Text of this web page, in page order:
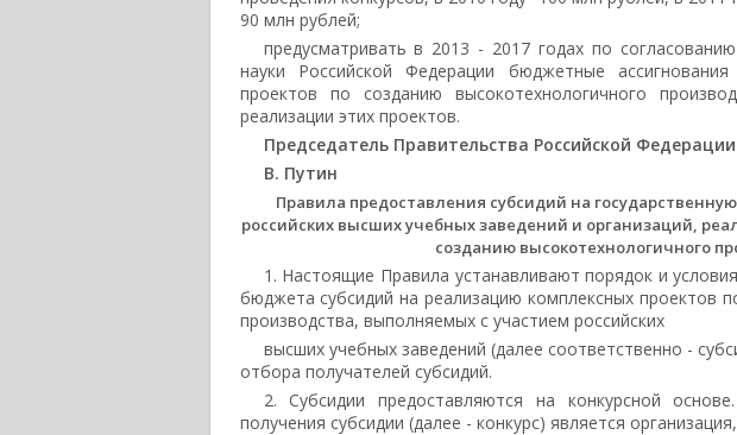
90 млн рублей;
предусматривать в 2013 - 2017 годах по
науки Российской Федерации бюджетные
проектов по созданию высокотехнологичного
реализации этих проектов.
Председатель Правительства Российской Федерации
В. Путин
Правила предоставления субсидий на
российских высших учебных заведений и организаций,
созданию высокотехнологичного
1. Настоящие Правила устанавливают порядок и
бюджета субсидий на реализацию комплексных проектов
производства, выполняемых с участием российских
высших учебных заведений (далее соответственно -
отбора получателей субсидий.
2. Субсидии предоставляются на конкурсной
получения субсидии (далее - конкурс) является